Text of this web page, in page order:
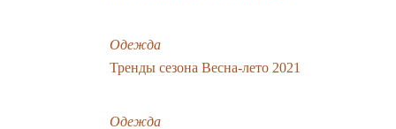
Одежда
Тренды сезона Весна-лето 2021
Одежда